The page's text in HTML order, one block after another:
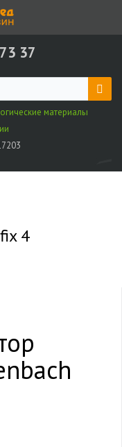
37
материалы
4